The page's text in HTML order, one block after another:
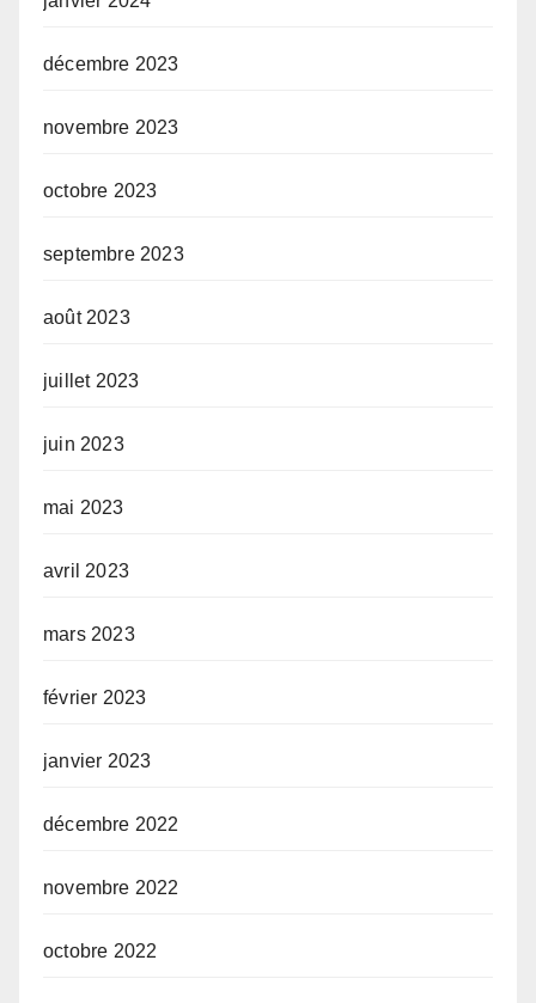
décembre 2023
novembre 2023
octobre 2023
septembre 2023
août 2023
juillet 2023
juin 2023
mai 2023
avril 2023
mars 2023
février 2023
janvier 2023
décembre 2022
novembre 2022
octobre 2022